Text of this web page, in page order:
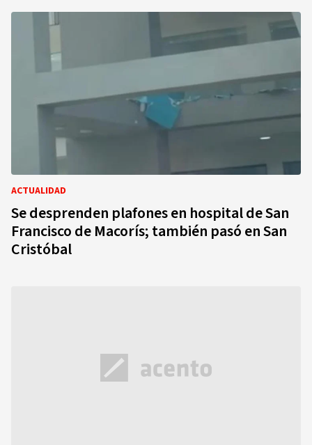
ACTUALIDAD
Se desprenden plafones en hospital de San
Francisco de Macorís; también pasó en San
Cristóbal